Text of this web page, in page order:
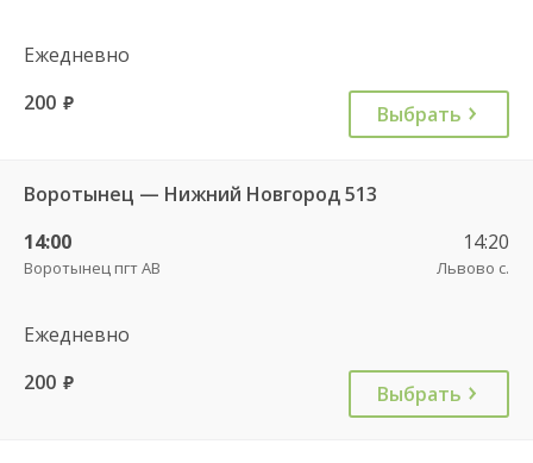
Ежедневно
200 руб. Выбрать
Воротынец — Нижний Новгород 513
14:00
Воротынец пгт АВ
14:20
Львово с.
Ежедневно
200 руб. Выбрать